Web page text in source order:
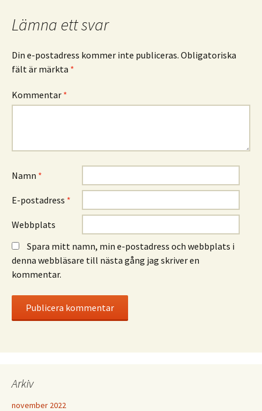
Lämna ett svar
Din e-postadress kommer inte publiceras. Obligatoriska
fält är märkta *
Kommentar *
Namn *
E-postadress *
Webbplats
Spara mitt namn, min e-postadress och webbplats i
denna webbläsare till nästa gång jag skriver en
kommentar.
Arkiv
november 2022